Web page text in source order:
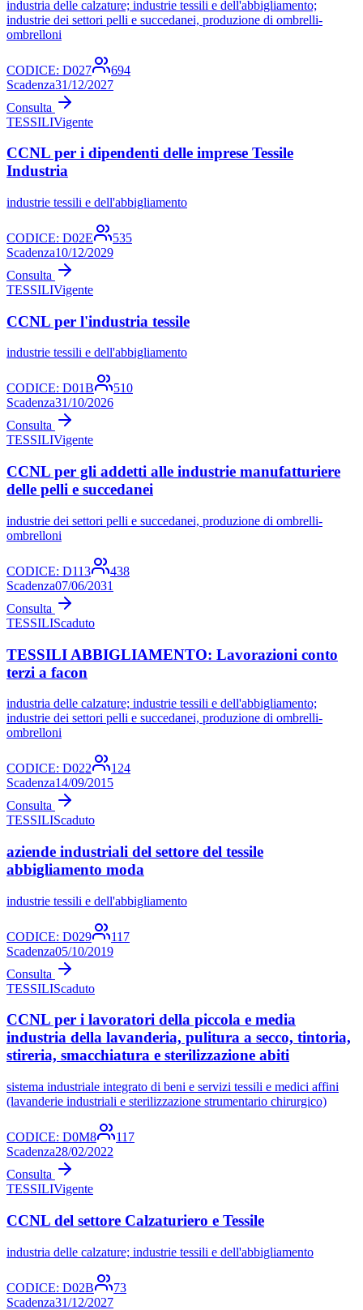
industria delle calzature; industrie tessili e dell'abbigliamento;
industrie dei settori pelli e succedanei, produzione di ombrelli-
ombrelloni
CODICE: D027
694
Scadenza31/12/2027
Consulta
TESSILIVigente
CCNL per i dipendenti delle imprese Tessile
Industria
industrie tessili e dell'abbigliamento
CODICE: D02E
535
Scadenza10/12/2029
Consulta
TESSILIVigente
CCNL per l'industria tessile
industrie tessili e dell'abbigliamento
CODICE: D01B
510
Scadenza31/10/2026
Consulta
TESSILIVigente
CCNL per gli addetti alle industrie manufatturiere
delle pelli e succedanei
industrie dei settori pelli e succedanei, produzione di ombrelli-
ombrelloni
CODICE: D113
438
Scadenza07/06/2031
Consulta
TESSILIScaduto
TESSILI ABBIGLIAMENTO: Lavorazioni conto
terzi a facon
industria delle calzature; industrie tessili e dell'abbigliamento;
industrie dei settori pelli e succedanei, produzione di ombrelli-
ombrelloni
CODICE: D022
124
Scadenza14/09/2015
Consulta
TESSILIScaduto
aziende industriali del settore del tessile
abbigliamento moda
industrie tessili e dell'abbigliamento
CODICE: D029
117
Scadenza05/10/2019
Consulta
TESSILIScaduto
CCNL per i lavoratori della piccola e media
industria della lavanderia, pulitura a secco, tintoria,
stireria, smacchiatura e sterilizzazione abiti
sistema industriale integrato di beni e servizi tessili e medici affini
(lavanderie industriali e sterilizzazione strumentario chirurgico)
CODICE: D0M8
117
Scadenza28/02/2022
Consulta
TESSILIVigente
CCNL del settore Calzaturiero e Tessile
industria delle calzature; industrie tessili e dell'abbigliamento
CODICE: D02B
73
Scadenza31/12/2027